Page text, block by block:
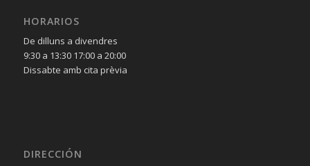
HORARIOS
De dilluns a divendres
9:30 a 13:30 17:00 a 20:00
Dissabte amb cita prèvia
DIRECCIÓN